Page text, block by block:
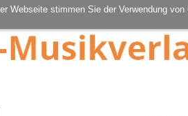
Webseite stimmen Sie der Verwendung von